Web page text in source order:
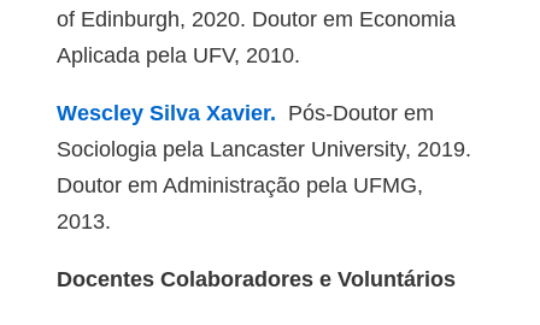
of Edinburgh, 2020. Doutor em Economia
Aplicada pela UFV, 2010.
Wescley Silva Xavier. Pós-Doutor em
Sociologia pela Lancaster University, 2019.
Doutor em Administração pela UFMG,
2013.
Docentes Colaboradores e Voluntários